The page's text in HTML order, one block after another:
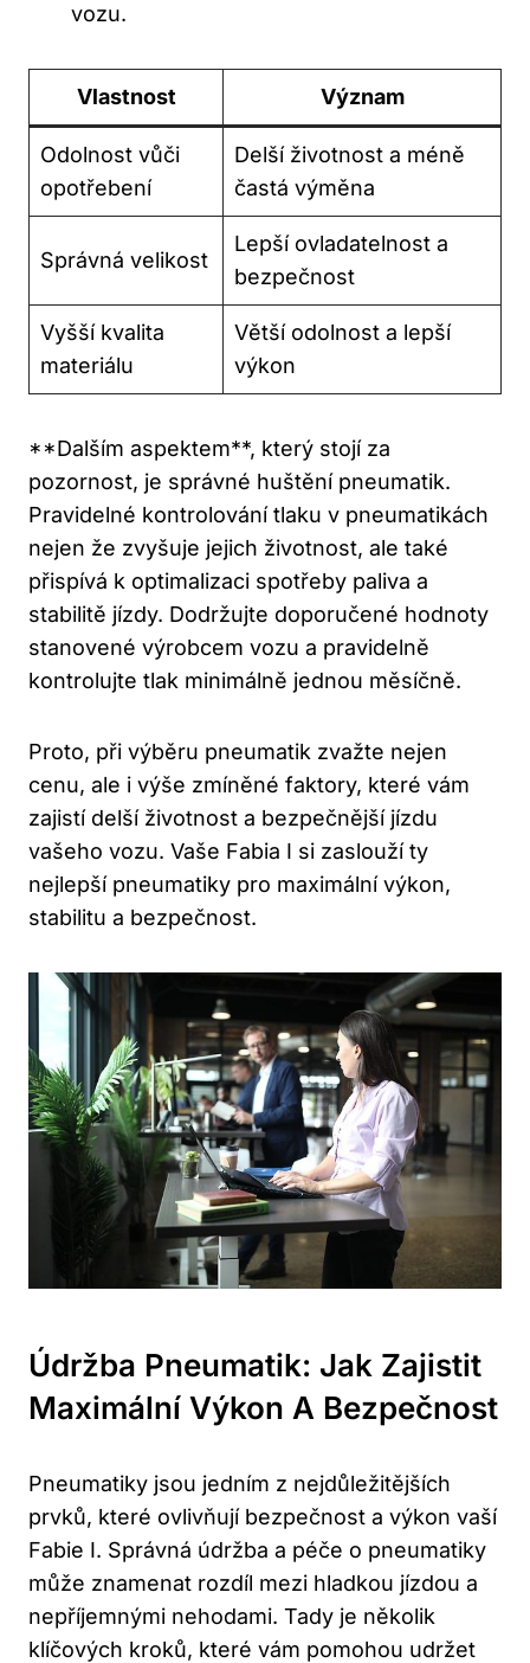
vozu.
Vlastnost Význam
Odolnost vůči
opotřebení
Delší životnost a méně
častá výměna
Správná velikost
Lepší ovladatelnost a
bezpečnost
Vyšší kvalita
materiálu
Větší odolnost a lepší
výkon
**Dalším aspektem**, který stojí za
pozornost, je správné huštění pneumatik.
Pravidelné kontrolování tlaku v pneumatikách
nejen že zvyšuje jejich životnost, ale také
přispívá k optimalizaci spotřeby paliva a
stabilitě jízdy. Dodržujte doporučené hodnoty
stanovené výrobcem vozu a pravidelně
kontrolujte tlak minimálně jednou měsíčně.
Proto, při výběru pneumatik zvažte nejen
cenu, ale i výše zmíněné faktory, které vám
zajistí delší životnost a bezpečnější jízdu
vašeho vozu. Vaše Fabia I si zaslouží ty
nejlepší pneumatiky pro maximální výkon,
stabilitu a bezpečnost.
Údržba Pneumatik: Jak Zajistit
Maximální Výkon A Bezpečnost
Pneumatiky jsou jedním z nejdůležitějších
prvků, které ovlivňují bezpečnost a výkon vaší
Fabie I. Správná údržba a péče o pneumatiky
může znamenat rozdíl mezi hladkou jízdou a
nepříjemnými nehodami. Tady je několik
klíčových kroků, které vám pomohou udržet